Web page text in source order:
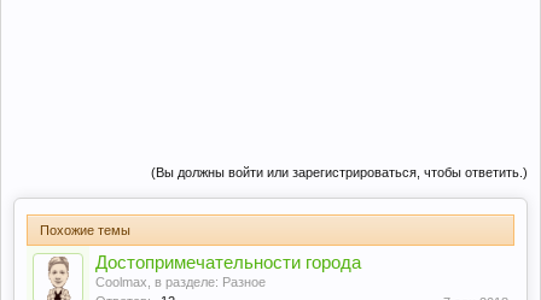
(Вы должны войти или зарегистрироваться, чтобы ответить.)
Похожие темы
Достопримечательности города
Coolmax , в разделе: Разное